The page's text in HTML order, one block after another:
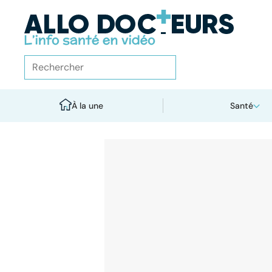
À la une Santé